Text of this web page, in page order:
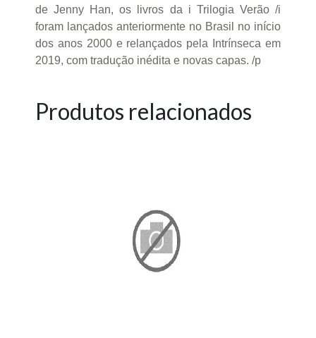
de Jenny Han, os livros da i Trilogia Verão /i
foram lançados anteriormente no Brasil no início
dos anos 2000 e relançados pela Intrínseca em
2019, com tradução inédita e novas capas. /p
Produtos relacionados